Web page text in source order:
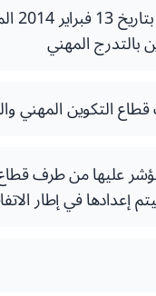
بالتدرج المهني
التكوين المهني
عليها من طرف
إعدادها في إطار